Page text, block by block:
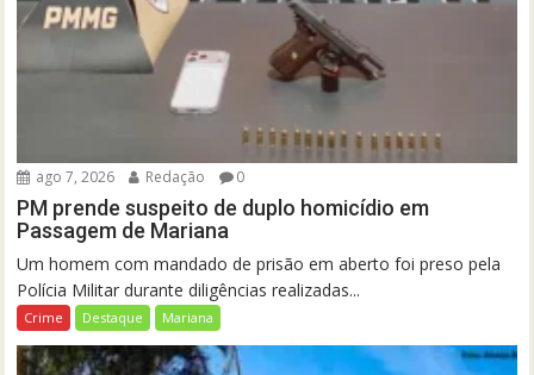
ago 7, 2026 Redação 0
PM prende suspeito de duplo homicídio em
Passagem de Mariana
Um homem com mandado de prisão em aberto foi preso pela
Polícia Militar durante diligências realizadas...
Crime Destaque Mariana